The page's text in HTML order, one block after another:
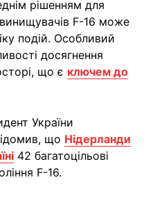
рішенням для
винищувачів F-16 може
подій. Особливий
досягнення
що є ключем до
України
що Нідерланди
42 багатоцільові
F-16.